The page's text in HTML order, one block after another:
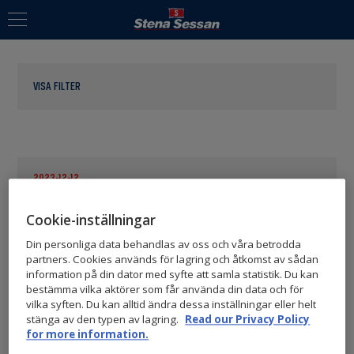
VISA FILTER
2023-12-12
STENA SESSAN LÄMNAR ETT
REKOMMENDERAT
KONTANTERBJUDANDE OM
9,80 KRONOR PER B-AKTIE
Cookie-inställningar
Din personliga data behandlas av oss och våra betrodda
partners. Cookies används för lagring och åtkomst av sådan
information på din dator med syfte att samla statistik. Du kan
bestämma vilka aktörer som får använda din data och för
vilka syften. Du kan alltid ändra dessa inställningar eller helt
stänga av den typen av lagring. Read our Privacy Policy
for more information.